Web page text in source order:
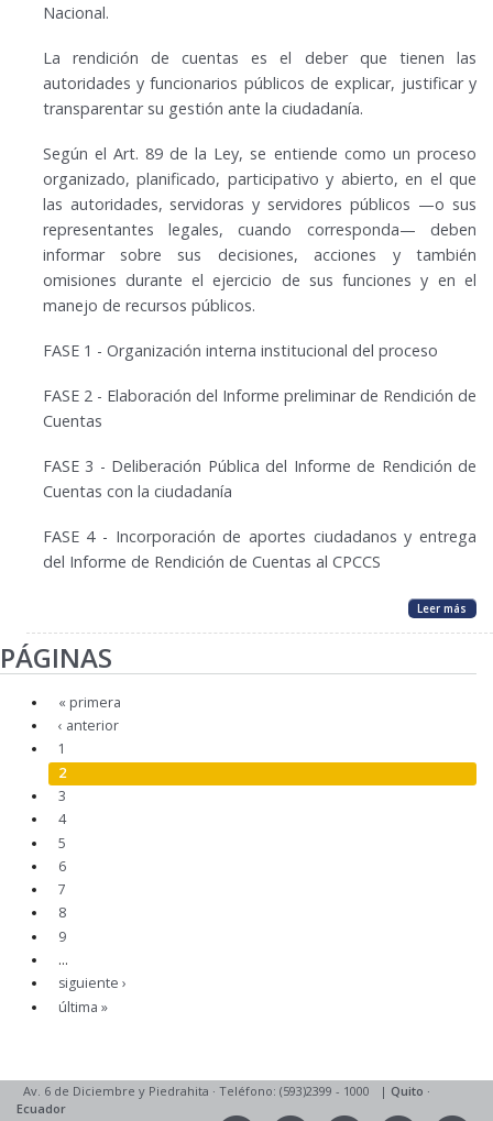
Nacional.
La rendición de cuentas es el deber que tienen las
autoridades y funcionarios públicos de explicar, justificar y
transparentar su gestión ante la ciudadanía.
Según el Art. 89 de la Ley, se entiende como un proceso
organizado, planificado, participativo y abierto, en el que
las autoridades, servidoras y servidores públicos —o sus
representantes legales, cuando corresponda— deben
informar sobre sus decisiones, acciones y también
omisiones durante el ejercicio de sus funciones y en el
manejo de recursos públicos.
FASE 1 - Organización interna institucional del proceso
FASE 2 - Elaboración del Informe preliminar de Rendición de
Cuentas
FASE 3 - Deliberación Pública del Informe de Rendición de
Cuentas con la ciudadanía
FASE 4 - Incorporación de aportes ciudadanos y entrega
del Informe de Rendición de Cuentas al CPCCS
Leer más
PÁGINAS
« primera
‹ anterior
1
2
3
4
5
6
7
8
9
…
siguiente ›
última »
Av. 6 de Diciembre y Piedrahita · Teléfono: (593)2399 - 1000 | Quito ·
Ecuador